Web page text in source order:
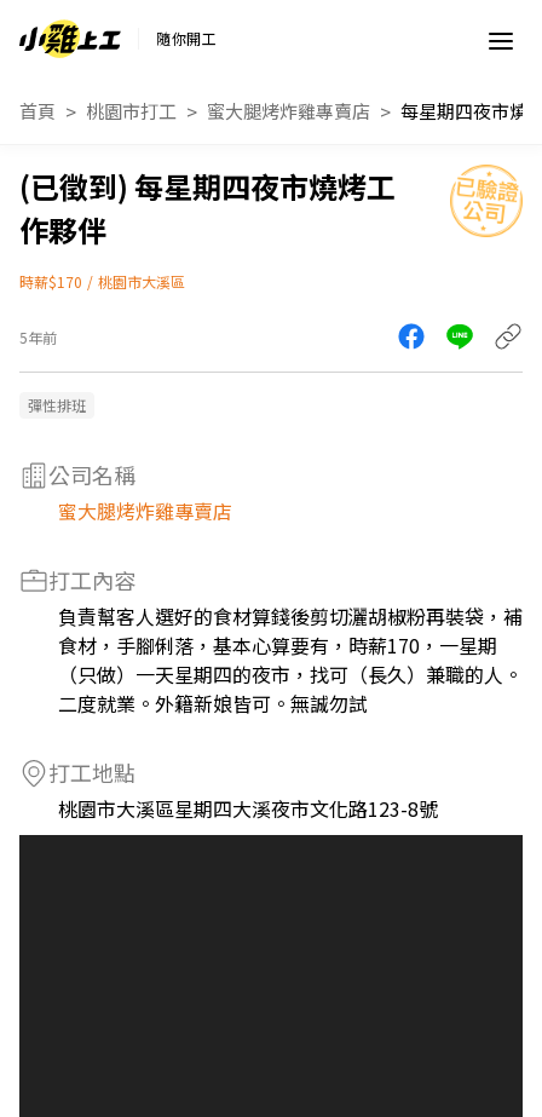
隨你開工
首頁 桃園市打工 蜜大腿烤炸雞專賣店 每星期四夜市燒
每星期四夜市燒烤工
作夥伴
時薪$170 / 桃園市大溪區
5年前
彈性排班
公司名稱
蜜大腿烤炸雞專賣店
打工內容
負責幫客人選好的食材算錢後剪切灑胡椒粉再裝袋，補
食材，手腳俐落，基本心算要有，時薪170，一星期
（只做）一天星期四的夜市，找可（長久）兼職的人。
二度就業。外籍新娘皆可。無誠勿試
打工地點
桃園市大溪區星期四大溪夜市文化路123-8號